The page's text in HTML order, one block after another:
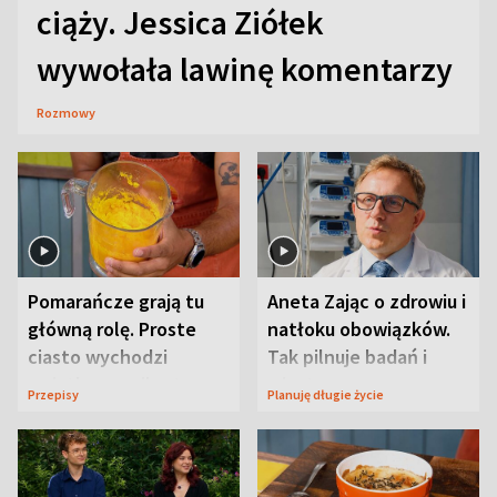
ciąży. Jessica Ziółek
wywołała lawinę komentarzy
Rozmowy
Pomarańcze grają tu
główną rolę. Proste
ciasto wychodzi
wyjątkowo wilgotne
Przepisy
Aneta Zając o zdrowiu i
natłoku obowiązków.
Tak pilnuje badań i
wizyt
Planuję długie życie